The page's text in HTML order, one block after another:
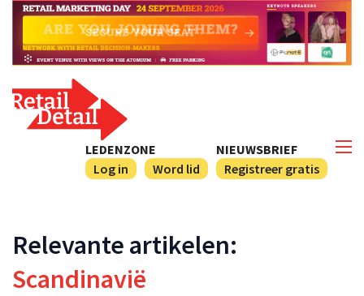
NIEUWSBRIEF
Registreer gratis
LEDENZONE
Log in
Word lid
Relevante artikelen:
Scandinavië